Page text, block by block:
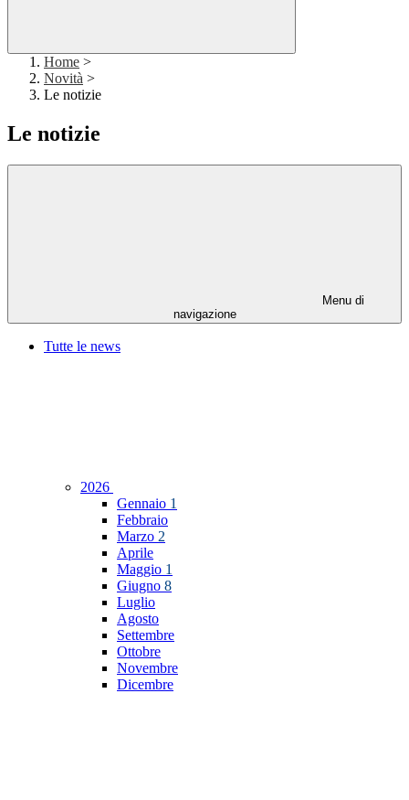
Home >
Novità >
Le notizie
Le notizie
Menu di
navigazione
Tutte le news
2026
Gennaio 1
Febbraio
Marzo 2
Aprile
Maggio 1
Giugno 8
Luglio
Agosto
Settembre
Ottobre
Novembre
Dicembre